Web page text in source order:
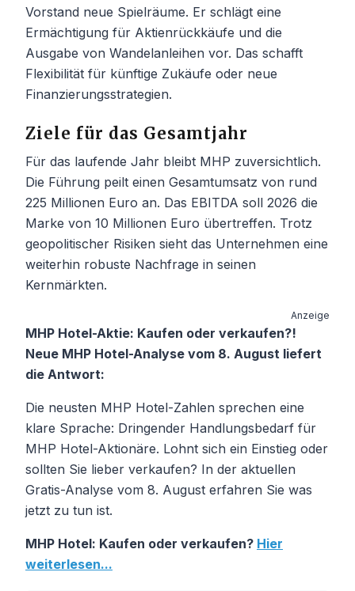
Vorstand neue Spielräume. Er schlägt eine
Ermächtigung für Aktienrückkäufe und die
Ausgabe von Wandelanleihen vor. Das schafft
Flexibilität für künftige Zukäufe oder neue
Finanzierungsstrategien.
Ziele für das Gesamtjahr
Für das laufende Jahr bleibt MHP zuversichtlich.
Die Führung peilt einen Gesamtumsatz von rund
225 Millionen Euro an. Das EBITDA soll 2026 die
Marke von 10 Millionen Euro übertreffen. Trotz
geopolitischer Risiken sieht das Unternehmen eine
weiterhin robuste Nachfrage in seinen
Kernmärkten.
Anzeige
MHP Hotel-Aktie: Kaufen oder verkaufen?!
Neue MHP Hotel-Analyse vom 8. August liefert
die Antwort:
Die neusten MHP Hotel-Zahlen sprechen eine
klare Sprache: Dringender Handlungsbedarf für
MHP Hotel-Aktionäre. Lohnt sich ein Einstieg oder
sollten Sie lieber verkaufen? In der aktuellen
Gratis-Analyse vom 8. August erfahren Sie was
jetzt zu tun ist.
MHP Hotel: Kaufen oder verkaufen? Hier
weiterlesen...